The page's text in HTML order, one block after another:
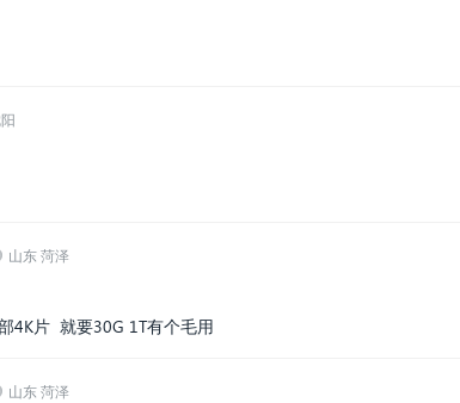
山东 菏泽
4K片 就要30G 1T有个毛用
山东 菏泽